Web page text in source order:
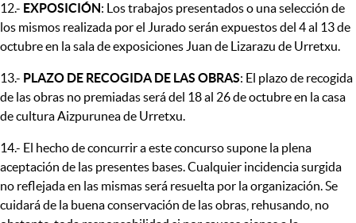
12.- EXPOSICIÓN : Los trabajos presentados o una selección de
los mismos realizada por el Jurado serán expuestos del 4 al 13 de
octubre en la sala de exposiciones Juan de Lizarazu de Urretxu.
13.- PLAZO DE RECOGIDA DE LAS OBRAS: El plazo de recogida
de las obras no premiadas será del 18 al 26 de octubre en la casa
de cultura Aizpurunea de Urretxu.
14.- El hecho de concurrir a este concurso supone la plena
aceptación de las presentes bases. Cualquier incidencia surgida
no reflejada en las mismas será resuelta por la organización. Se
cuidará de la buena conservación de las obras, rehusando, no